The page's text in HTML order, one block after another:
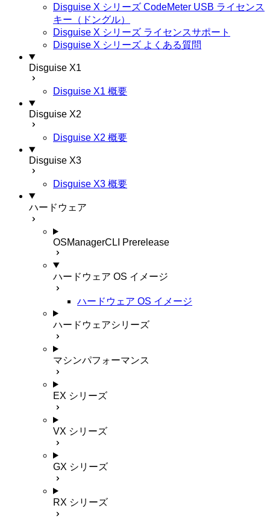
Disguise X シリーズ CodeMeter USB ライセンス
キー（ドングル）
Disguise X シリーズ ライセンスサポート
Disguise X シリーズ よくある質問
Disguise X1
Disguise X1 概要
Disguise X2
Disguise X2 概要
Disguise X3
Disguise X3 概要
ハードウェア
OSManagerCLI Prerelease
ハードウェア OS イメージ
ハードウェア OS イメージ
ハードウェアシリーズ
マシンパフォーマンス
EX シリーズ
VX シリーズ
GX シリーズ
RX シリーズ